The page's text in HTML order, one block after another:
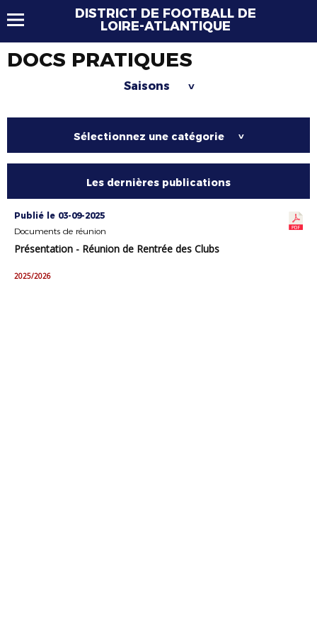
DISTRICT DE FOOTBALL DE
LOIRE-ATLANTIQUE
DOCS PRATIQUES
Saisons >
Sélectionnez une catégorie >
Les dernières publications
Publié le 03-09-2025
Documents de réunion
Présentation - Réunion de Rentrée des Clubs
2025/2026